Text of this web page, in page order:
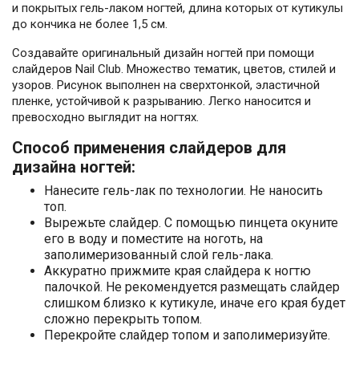
и покрытых гель-лаком ногтей, длина которых от кутикулы
до кончика не более 1,5 см.
Создавайте оригинальный дизайн ногтей при помощи
слайдеров Nail Club. Множество тематик, цветов, стилей и
узоров. Рисунок выполнен на сверхтонкой, эластичной
пленке, устойчивой к разрыванию. Легко наносится и
превосходно выглядит на ногтях.
Способ применения слайдеров для
дизайна ногтей:
Нанесите гель-лак по технологии. Не наносить
топ.
Вырежьте слайдер. С помощью пинцета окуните
его в воду и поместите на ноготь, на
заполимеризованный слой гель-лака.
Аккуратно прижмите края слайдера к ногтю
палочкой. Не рекомендуется размещать слайдер
слишком близко к кутикуле, иначе его края будет
сложно перекрыть топом.
Перекройте слайдер топом и заполимеризуйте.